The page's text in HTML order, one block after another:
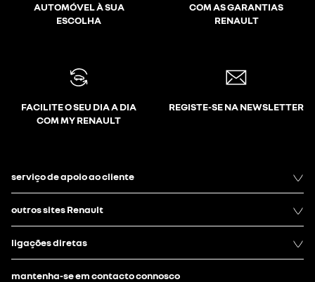
AUTOMÓVEL À SUA
ESCOLHA
COM AS GARANTIAS
RENAULT
FACILITE O SEU DIA A DIA
COM MY RENAULT
REGISTE-SE NA NEWSLETTER
serviço de apoio ao cliente
outros sites Renault
ligações diretas
mantenha-se em contacto connosco